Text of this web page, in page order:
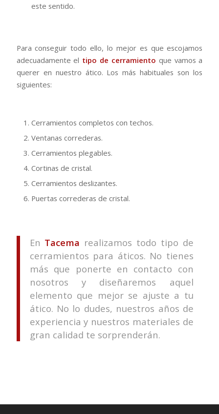
este sentido.
Para conseguir todo ello, lo mejor es que escojamos
adecuadamente el tipo de cerramiento que vamos a
querer en nuestro ático. Los más habituales son los
siguientes:
Cerramientos completos con techos.
Ventanas correderas.
Cerramientos plegables.
Cortinas de cristal.
Cerramientos deslizantes.
Puertas correderas de cristal.
En Tacema realizamos todo tipo de
cerramientos para áticos. No tienes
más que ponerte en contacto con
nosotros y diseñaremos aquel
elemento que mejor se ajuste a tu
ático. No lo dudes, nuestros años de
experiencia y nuestros materiales de
gran calidad te sorprenderán.